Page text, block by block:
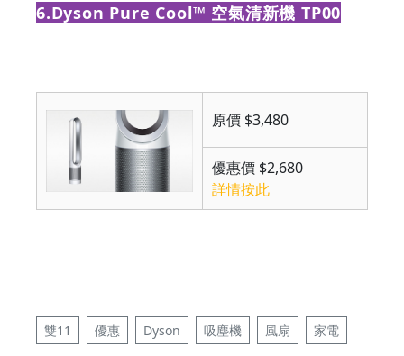
6.Dyson Pure Cool™ 空氣清新機 TP00
原價 $3,480
優惠價 $2,680
詳情按此
雙11 優惠 Dyson 吸塵機 風扇 家電